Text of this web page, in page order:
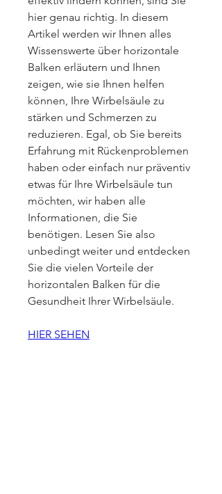
hier genau richtig. In diesem
Artikel werden wir Ihnen alles
Wissenswerte über horizontale
Balken erläutern und Ihnen
zeigen, wie sie Ihnen helfen
können, Ihre Wirbelsäule zu
stärken und Schmerzen zu
reduzieren. Egal, ob Sie bereits
Erfahrung mit Rückenproblemen
haben oder einfach nur präventiv
etwas für Ihre Wirbelsäule tun
möchten, wir haben alle
Informationen, die Sie
benötigen. Lesen Sie also
unbedingt weiter und entdecken
Sie die vielen Vorteile der
horizontalen Balken für die
Gesundheit Ihrer Wirbelsäule.
HIER SEHEN